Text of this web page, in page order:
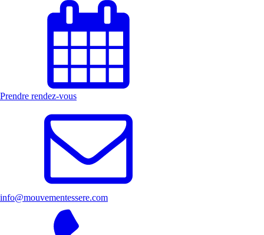
Prendre rendez-vous
info@mouvementessere.com